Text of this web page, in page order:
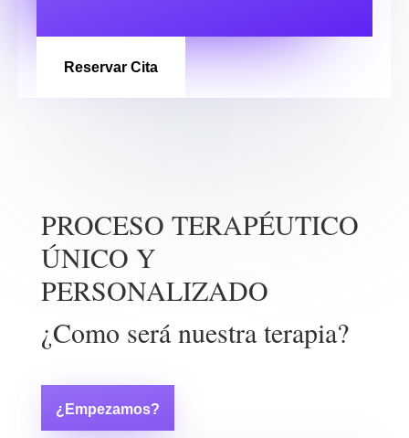
Reservar Cita
PROCESO TERAPÉUTICO
ÚNICO Y
PERSONALIZADO
¿Como será nuestra terapia?
¿Empezamos?